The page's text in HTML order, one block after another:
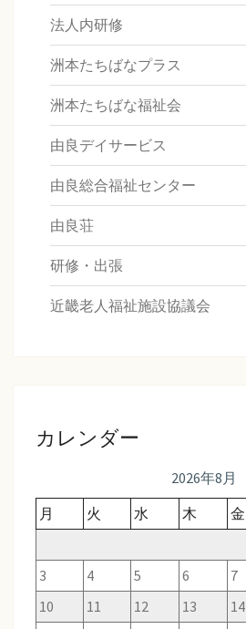
法人内研修
洲本たちばなプラス
洲本たちばな福祉会
由良デイサービス
由良総合福祉センター
由良荘
研修・出張
近畿老人福祉施設協議会
カレンダー
2026年8月
月
火 水 木 金
3
4 5 6 7
10
11 12 13 14